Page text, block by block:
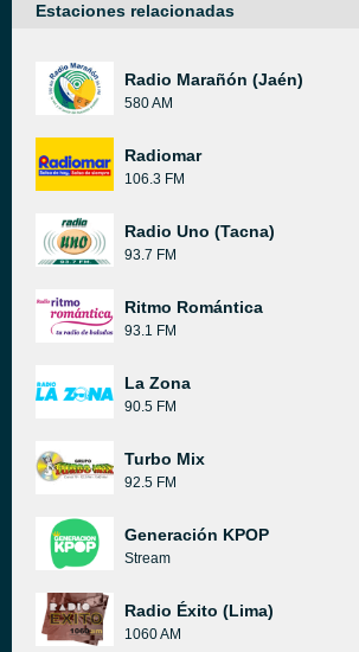
Estaciones relacionadas
Radio Marañón (Jaén)
580 AM
Radiomar
106.3 FM
Radio Uno (Tacna)
93.7 FM
Ritmo Romántica
93.1 FM
La Zona
90.5 FM
Turbo Mix
92.5 FM
Generación KPOP
Stream
Radio Éxito (Lima)
1060 AM